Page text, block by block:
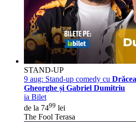
STAND-UP
9 aug: Stand-up comedy cu
Gheorghe și Gabriel Dumitriu
ia Bilet
de la 7499 lei
The Fool Terasa